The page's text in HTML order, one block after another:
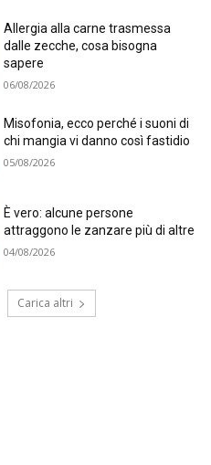
Allergia alla carne trasmessa
dalle zecche, cosa bisogna
sapere
06/08/2026
Misofonia, ecco perché i suoni di
chi mangia vi danno così fastidio
05/08/2026
È vero: alcune persone
attraggono le zanzare più di altre
04/08/2026
Carica altri